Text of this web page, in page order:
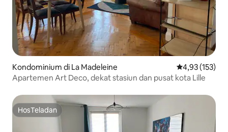
Kondominium di La Madeleine Nilai rata-rata
4,93 (153)
Apartemen Art Deco, dekat stasiun dan pusat kota Lille
HosTeladan
HosTeladan